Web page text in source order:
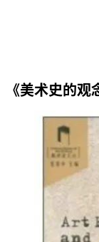
《美术史的观